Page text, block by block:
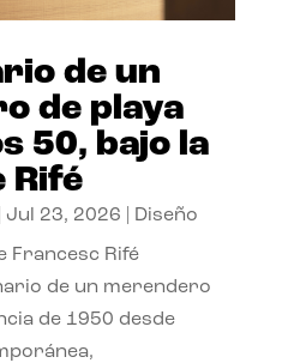
de un
de playa
50, bajo la
Rifé
Jul 23, 2026 Diseño
Francesc Rifé
de un merendero
de 1950 desde